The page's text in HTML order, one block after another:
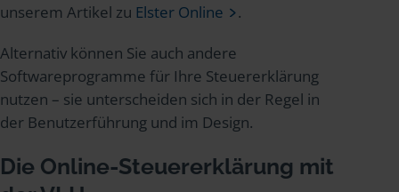
unserem Artikel zu Elster Online
.
Alternativ können Sie auch andere
Softwareprogramme für Ihre Steuererklärung
nutzen – sie unterscheiden sich in der Regel in
der Benutzerführung und im Design.
Die Online-Steuererklärung mit